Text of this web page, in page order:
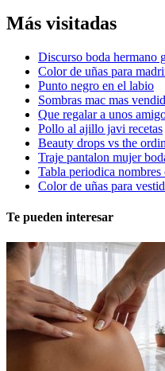
Más visitadas
Discurso boda hermano
Color de uñas para
Punto negro en el labio
Sombras mac mas
Que regalar a unos
Pollo al ajillo javi recetas
Beauty drops vs the
Traje pantalon mujer
Tabla periodica nombres
Color de uñas para
Te pueden interesar